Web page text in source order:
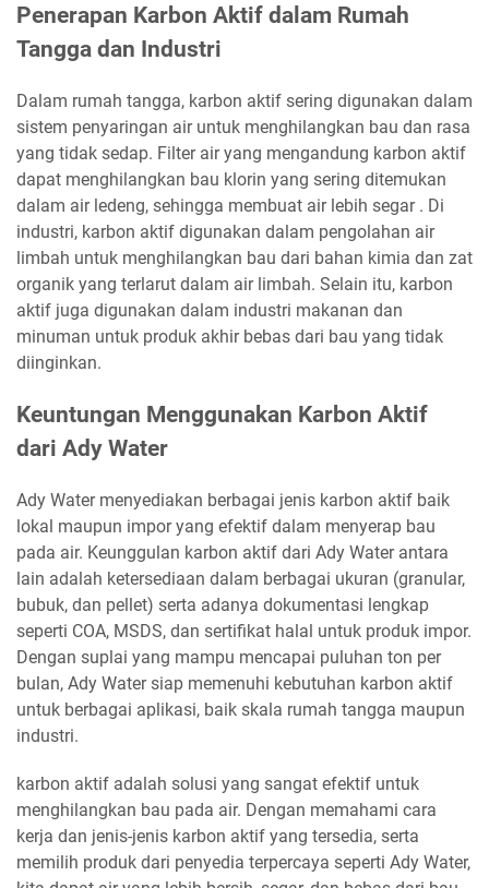
Penerapan Karbon Aktif dalam Rumah
Tangga dan Industri
Dalam rumah tangga, karbon aktif sering digunakan dalam
sistem penyaringan air untuk menghilangkan bau dan rasa
yang tidak sedap. Filter air yang mengandung karbon aktif
dapat menghilangkan bau klorin yang sering ditemukan
dalam air ledeng, sehingga membuat air lebih segar . Di
industri, karbon aktif digunakan dalam pengolahan air
limbah untuk menghilangkan bau dari bahan kimia dan zat
organik yang terlarut dalam air limbah. Selain itu, karbon
aktif juga digunakan dalam industri makanan dan
minuman untuk produk akhir bebas dari bau yang tidak
diinginkan.
Keuntungan Menggunakan Karbon Aktif
dari Ady Water
Ady Water menyediakan berbagai jenis karbon aktif baik
lokal maupun impor yang efektif dalam menyerap bau
pada air. Keunggulan karbon aktif dari Ady Water antara
lain adalah ketersediaan dalam berbagai ukuran (granular,
bubuk, dan pellet) serta adanya dokumentasi lengkap
seperti COA, MSDS, dan sertifikat halal untuk produk impor.
Dengan suplai yang mampu mencapai puluhan ton per
bulan, Ady Water siap memenuhi kebutuhan karbon aktif
untuk berbagai aplikasi, baik skala rumah tangga maupun
industri.
karbon aktif adalah solusi yang sangat efektif untuk
menghilangkan bau pada air. Dengan memahami cara
kerja dan jenis-jenis karbon aktif yang tersedia, serta
memilih produk dari penyedia terpercaya seperti Ady Water,